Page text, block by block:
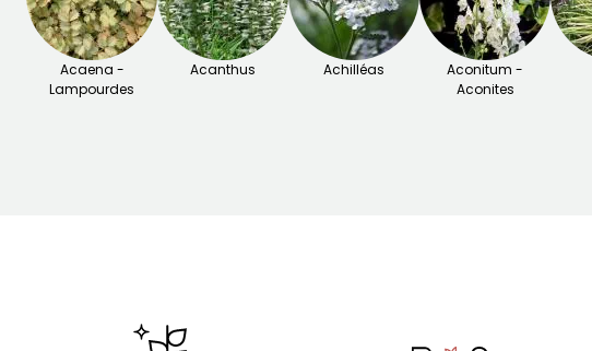
Acaena -
Lampourdes
Acanthus Achilléas
Aconitum -
Aconites